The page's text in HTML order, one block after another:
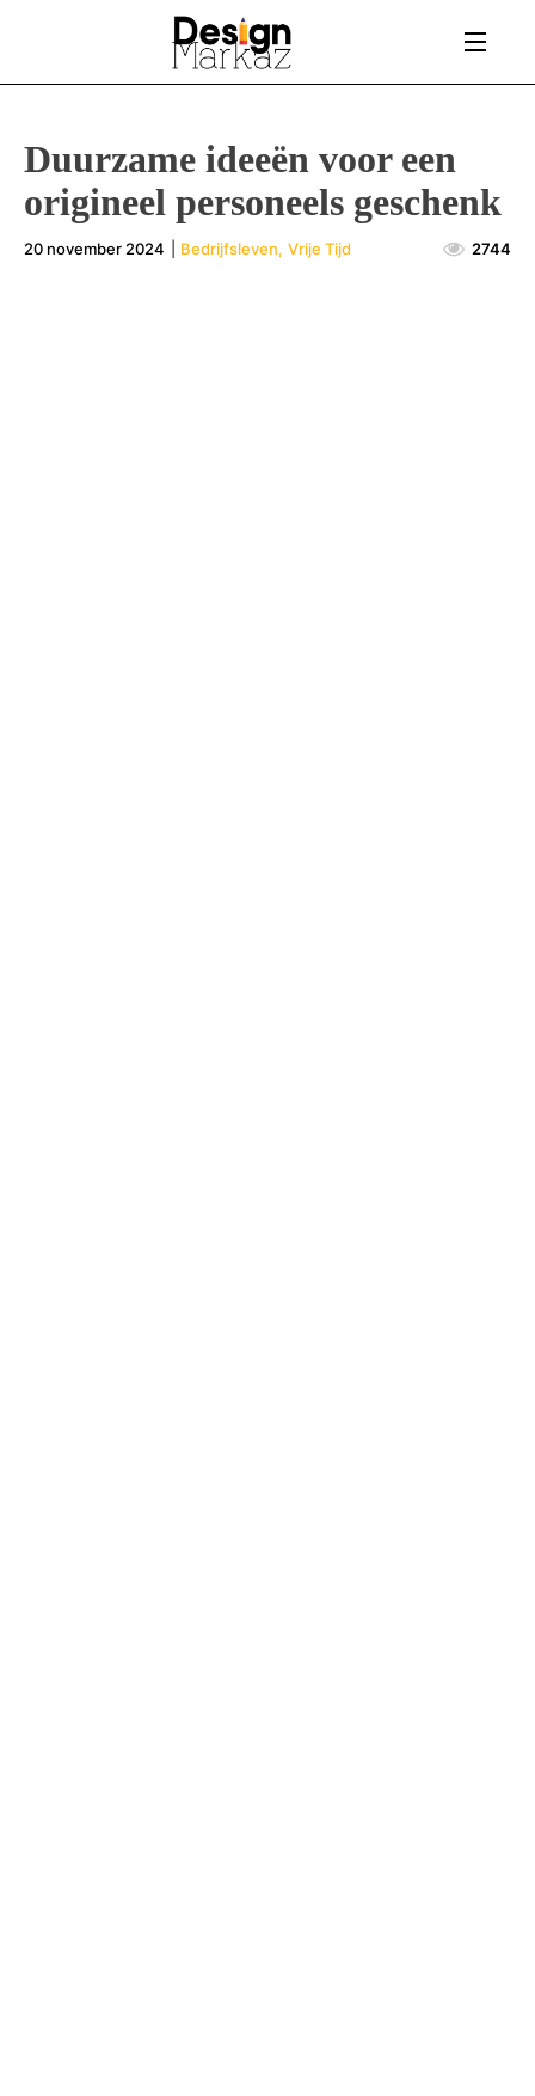
Duurzame ideeën voor een
origineel personeels geschenk
20 november 2024 Bedrijfsleven,Vrije Tijd 2744